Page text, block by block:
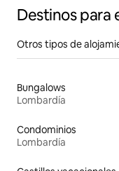
Destinos para
Otros tipos de
Bungalows
Lombardía
Condominios
Lombardía